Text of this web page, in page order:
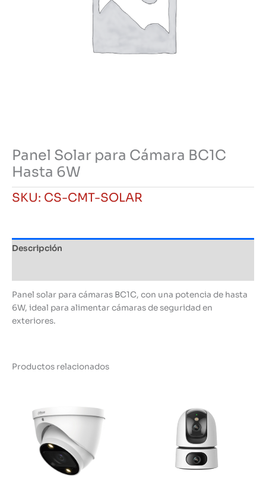
Panel Solar para Cámara BC1C
Hasta 6W
SKU: CS-CMT-SOLAR
Descripción
Panel solar para cámaras BC1C, con una potencia de hasta
6W, ideal para alimentar cámaras de seguridad en
exteriores.
Productos relacionados